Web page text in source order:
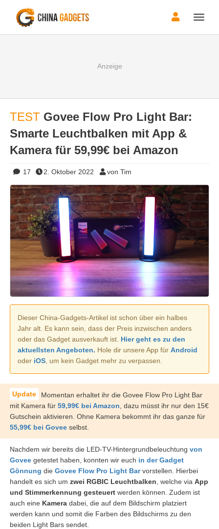
Toggle
TEST Govee Flow Pro Light Bar:
Smarte Leuchtbalken mit App &
Kamera für 59,99€ bei Amazon
17 2. Oktober 2022 von Tim
Dieser China-Gadgets-Artikel ist schon über ein halbes
Jahr alt. Es kann sein, dass der Preis inzwischen anders
oder das Gadget ausverkauft ist. Hier geht es zu den
aktuellsten Angeboten. Hole dir unsere App für Android
oder iOS , um kein Gadget mehr zu verpassen.
Momentan erhaltet ihr die Govee Flow Pro Light Bar
mit Kamera für 59,99€ bei Amazon , dazu müsst ihr nur den 15€
Gutschein aktivieren. Ohne Kamera bekommt ihr das ganze für
55,99€ bei Govee selbst.​
Nachdem wir bereits die LED-TV-Hintergrundbeleuchtung von
Govee getestet haben, konnten wir euch in der Gadget
Gönnung die Govee Flow Pro Light Barvorstellen. Hierbei
handelt es sich um zwei RGBIC Leuchtbalken , welche via App
und Stimmerkennung gesteuert werden können. Zudem ist
auch eine Kamera dabei, die auf dem Bildschirm platziert
werden kann und somit die Farben des Bildschirms zu den
beiden Light Bars sendet.